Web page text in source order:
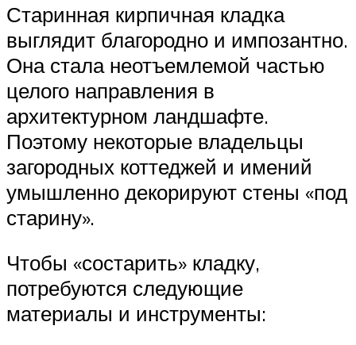
Старинная кирпичная кладка
выглядит благородно и импозантно.
Она стала неотъемлемой частью
целого направления в
архитектурном ландшафте.
Поэтому некоторые владельцы
загородных коттеджей и имений
умышленно декорируют стены «под
старину».
Чтобы «состарить» кладку,
потребуются следующие
материалы и инструменты: